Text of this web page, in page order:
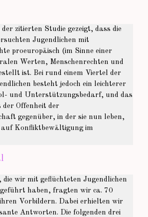
zitierten Studie gezeigt, dass die
Jugendlichen mit
proeuropäisch (im Sinne einer
Werten, Menschenrechten und
ist. Bei rund einem Viertel der
besteht jedoch ein leichterer
und Unterstützungsbedarf, und das
der Offenheit der
gegenüber, in der sie nun leben,
auf Konfliktbewältigung im
wir mit geflüchteten Jugendlichen
haben, fragten wir ca. 70
Vorbildern. Dabei erhielten wir
Antworten. Die folgenden drei